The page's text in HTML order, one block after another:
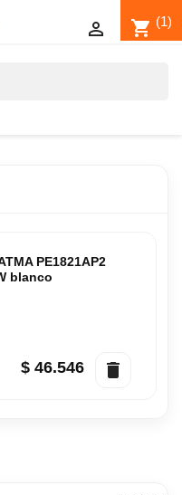
shopping_cart (1)

PE1821AP2
blanco
$ 46.546 delete